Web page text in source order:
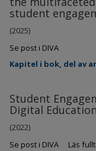
student
(2025)
Se post i DIVA
Kapitel i bok, del av
Student
Digital Education
(2022)
Se post i DIVA
Läs